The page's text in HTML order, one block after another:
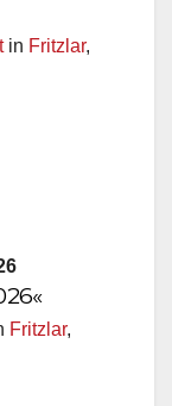
in Fritzlar,
Fritzlar,